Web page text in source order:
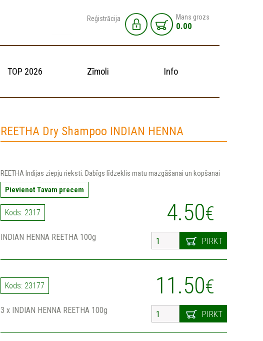
Reģistrācija Mans grozs
0.00
TOP 2026 Zīmoli Info
REETHA Dry Shampoo INDIAN HENNA
REETHA Indijas ziepju rieksti. Dabīgs līdzeklis matu mazgāšanai un kopšanai
Pievienot Tavam precem
Kods: 2317 4.50€
PIRKT
INDIAN HENNA REETHA 100g
Kods: 23177 11.50€
PIRKT
3 x INDIAN HENNA REETHA 100g